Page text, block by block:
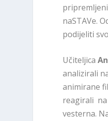
naSTAVe.
podijeliti
Učiteljica
analizirali
animirane
reagirali na
vesterna.